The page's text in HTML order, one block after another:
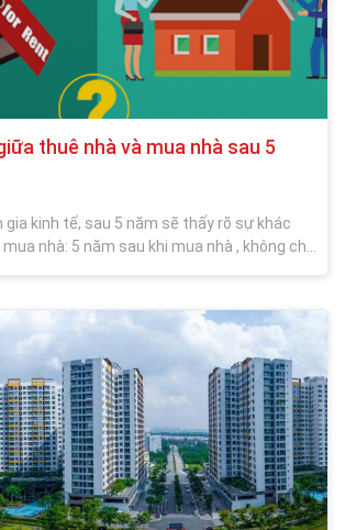
thuê nhà và mua nhà sau 5
gia kinh tế, sau 5 năm sẽ thấy rõ sự khác
nhà: 5 năm sau khi mua nhà , không chỉ
thuê nhà là sẽ tốn ít chi phí hơn, nhưng
tiêu vẫn là điều không thể tránh khỏi.